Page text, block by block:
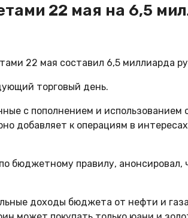
22 мая на 6,5
22 мая составил 6,5 миллиарда
торговый день.
с пополнением и использованием
добавляет к операциям в
правилу, анонсировал,
доходы бюджета от нефти и